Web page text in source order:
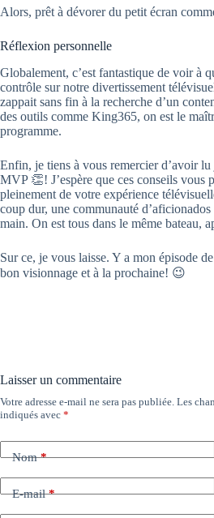
Alors, prêt à dévorer du petit écran
Réflexion personnelle
Globalement, c’est fantastique de voir à
contrôle sur notre divertissement
zappait sans fin à la recherche d’un
des outils comme King365, on est le
programme.
Enfin, je tiens à vous remercier d’avoir
MVP 👏! J’espère que ces conseils vous
pleinement de votre expérience
coup dur, une communauté
main. On est tous dans le même bateau,
Sur ce, je vous laisse. Y a mon épisode
bon visionnage et à la prochaine! 😉
Laisser un commentaire
Votre adresse e-mail ne sera pas publiée. Les
indiqués avec *
Nom*
E-mail*